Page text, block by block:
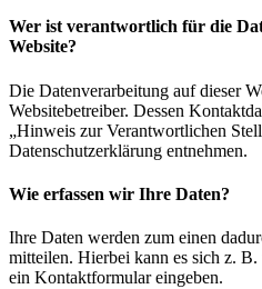
Wer ist verantwortlich für die
Website?
Die Datenverarbeitung auf dieser
Websitebetreiber. Dessen
„Hinweis zur Verantwortlichen
Datenschutzerklärung entnehmen.
Wie erfassen wir Ihre Daten?
Ihre Daten werden zum einen
mitteilen. Hierbei kann es sich z.
ein Kontaktformular eingeben.